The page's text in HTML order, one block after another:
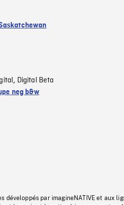
, Digital Beta
neg b&w
développés par imagineNATIVE et aux